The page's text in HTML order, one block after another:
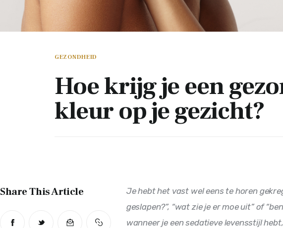
GEZONDHEID
Hoe krijg je een
kleur op je gezicht?
Share This Article
Je hebt het vast wel eens te horen
geslapen?”, “wat zie je er moe uit” of
wanneer je een sedatieve levensstijl